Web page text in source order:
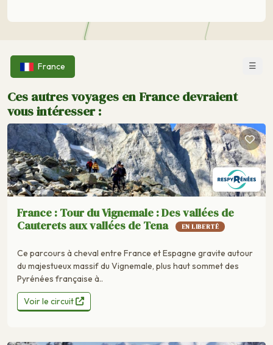
France ☰
Ces autres voyages en France devraient
vous intéresser :
France : Tour du Vignemale : Des vallées de
Cauterets aux vallées de Tena
EN LIBERTÉ
Ce parcours à cheval entre France et Espagne gravite autour
du majestueux massif du Vignemale, plus haut sommet des
Pyrénées française à..
Voir le circuit